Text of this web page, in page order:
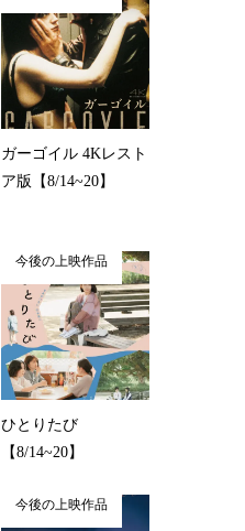
ガーゴイル 4Kレスト
ア版【8/14~20】
今後の上映作品
ひとりたび
【8/14~20】
今後の上映作品